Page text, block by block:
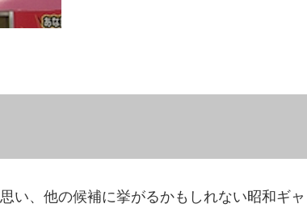
い、他の候補に挙がるかもしれない昭和ギャ